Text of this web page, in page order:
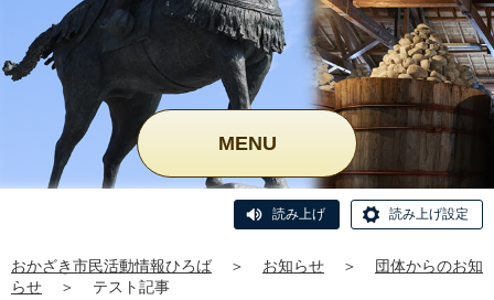
MENU
読み上げ 読み上げ設定
おかざき市民活動情報ひろば ＞ お知らせ ＞
団体からのお知
らせ
＞ テスト記事